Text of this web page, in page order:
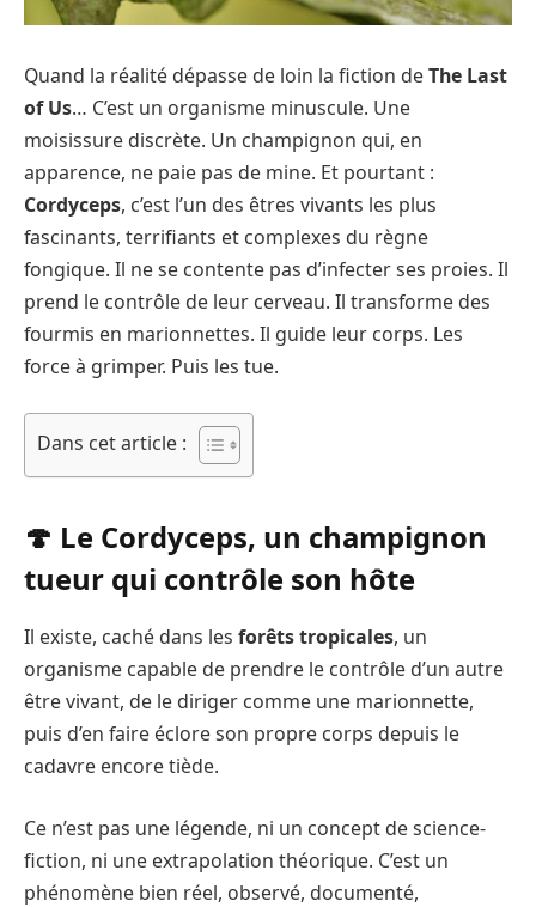
Quand la réalité dépasse de loin la fiction deThe Last
of Us… C’est un organisme minuscule. Une
moisissure discrète. Un champignon qui, en
apparence, ne paie pas de mine. Et pourtant :
Cordyceps, c’est l’un des êtres vivants les plus
fascinants, terrifiants et complexes du règne
fongique. Il ne se contente pas d’infecter ses proies. Il
prend le contrôle de leur cerveau. Il transforme des
fourmis en marionnettes. Il guide leur corps. Les
force à grimper. Puis les tue.
Dans cet article :
🍄 Le Cordyceps, un champignon
tueur qui contrôle son hôte
Il existe, caché dans les forêts tropicales, un
organisme capable de prendre le contrôle d’un autre
être vivant, de le diriger comme une marionnette,
puis d’en faire éclore son propre corps depuis le
cadavre encore tiède.
Ce n’est pas une légende, ni un concept de science-
fiction, ni une extrapolation théorique. C’est un
phénomène bien réel, observé, documenté,